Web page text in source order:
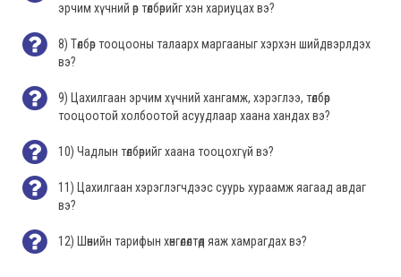
эрчим хүчний өр төлбөрийг хэн хариуцах вэ?
8) Төлбөр тооцооны талаарх маргааныг хэрхэн шийдвэрлдэх
вэ?
9) Цахилгаан эрчим хүчний хангамж, хэрэглээ, төлбөр
тооцоотой холбоотой асуудлаар хаана хандах вэ?
10) Чадлын төлбөрийг хаана тооцохгүй вэ?
11) Цахилгаан хэрэглэгчдээс суурь хураамж яагаад авдаг
вэ?
12) Шөнийн тарифын хөнгөлөлтөд яаж хамрагдах вэ?